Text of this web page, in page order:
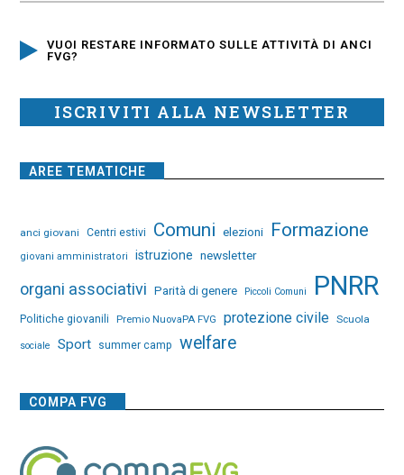
VUOI RESTARE INFORMATO SULLE ATTIVITÀ DI ANCI
FVG?
ISCRIVITI ALLA NEWSLETTER
AREE TEMATICHE
anci giovani Centri estivi Comuni elezioni Formazione
giovani amministratori istruzione newsletter
organi associativi Parità di genere Piccoli Comuni PNRR
Politiche giovanili Premio NuovaPA FVG protezione civile Scuola
sociale Sport summer camp welfare
COMPA FVG